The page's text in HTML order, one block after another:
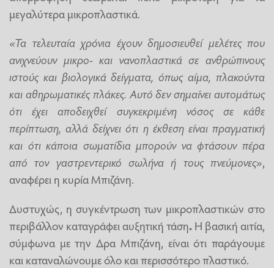
μεγαλύτερα μικροπλαστικά.
«Τα τελευταία χρόνια έχουν δημοσιευθεί μελέτες που
ανιχνεύουν μικρο- και νανοπλαστικά σε ανθρώπινους
ιστούς και βιολογικά δείγματα, όπως αίμα, πλακούντα
και αθηρωματικές πλάκες. Αυτό δεν σημαίνει αυτομάτως
ότι έχει αποδειχθεί συγκεκριμένη νόσος σε κάθε
περίπτωση, αλλά δείχνει ότι η έκθεση είναι πραγματική
και ότι κάποια σωματίδια μπορούν να φτάσουν πέρα
από τον γαστρεντερικό σωλήνα ή τους πνεύμονες»,
αναφέρει η κυρία Μπιζάνη.
Δυστυχώς, η συγκέντρωση των μικροπλαστικών στο
περιβάλλον καταγράφει αυξητική τάση.Η βασική αιτία,
σύμφωνα με την Δρα Μπιζάνη, είναι ότι παράγουμε
και καταναλώνουμε όλο και περισσότερο πλαστικό.